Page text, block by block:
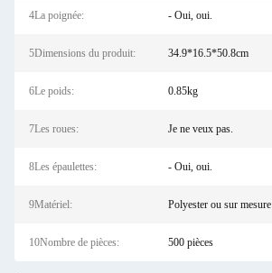
4La poignée: - Oui, oui.
5Dimensions du produit: 34.9*16.5*50.8cm
6Le poids: 0.85kg
7Les roues: Je ne veux pas.
8Les épaulettes: - Oui, oui.
9Matériel: Polyester ou sur mesure
10Nombre de pièces: 500 pièces